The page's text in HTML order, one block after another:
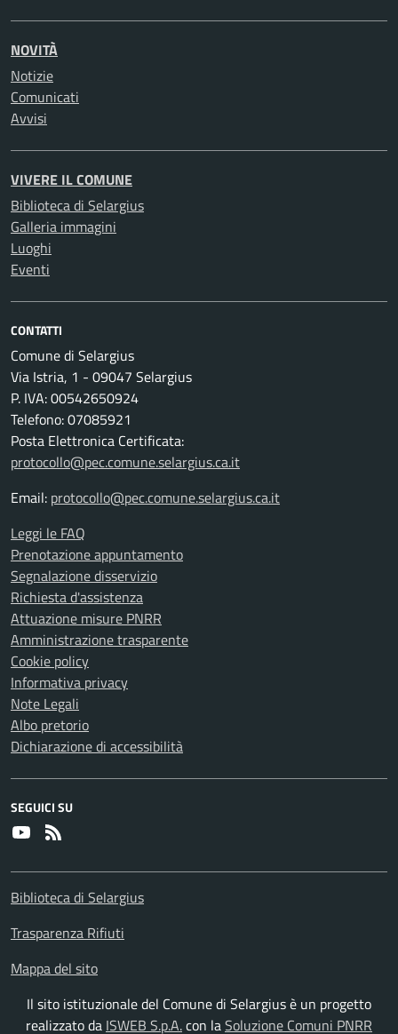
NOVITÀ
Notizie
Comunicati
Avvisi
VIVERE IL COMUNE
Biblioteca di Selargius
Galleria immagini
Luoghi
Eventi
CONTATTI
Comune di Selargius
Via Istria, 1 - 09047 Selargius
P. IVA: 00542650924
Telefono: 07085921
Posta Elettronica Certificata:
protocollo@pec.comune.selargius.ca.it
Email: protocollo@pec.comune.selargius.ca.it
Leggi le FAQ
Prenotazione appuntamento
Segnalazione disservizio
Richiesta d'assistenza
Attuazione misure PNRR
Amministrazione trasparente
Cookie policy
Informativa privacy
Note Legali
Albo pretorio
Dichiarazione di accessibilità
SEGUICI SU
Youtube
Biblioteca di Selargius
Trasparenza Rifiuti
Mappa del sito
Il sito istituzionale del Comune di Selargius è un progetto
realizzato da ISWEB S.p.A.con laSoluzione Comuni PNRR